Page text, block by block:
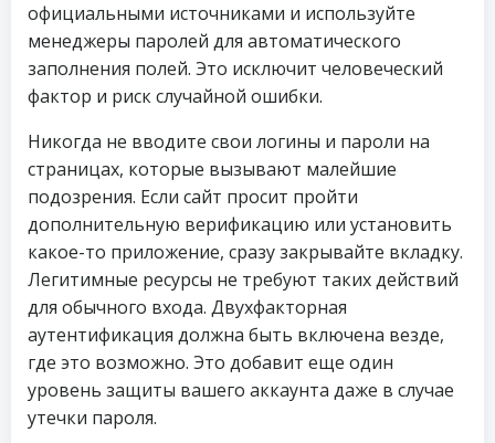
официальными источниками и используйте
менеджеры паролей для автоматического
заполнения полей. Это исключит человеческий
фактор и риск случайной ошибки.
Никогда не вводите свои логины и пароли на
страницах, которые вызывают малейшие
подозрения. Если сайт просит пройти
дополнительную верификацию или установить
какое-то приложение, сразу закрывайте вкладку.
Легитимные ресурсы не требуют таких действий
для обычного входа. Двухфакторная
аутентификация должна быть включена везде,
где это возможно. Это добавит еще один
уровень защиты вашего аккаунта даже в случае
утечки пароля.